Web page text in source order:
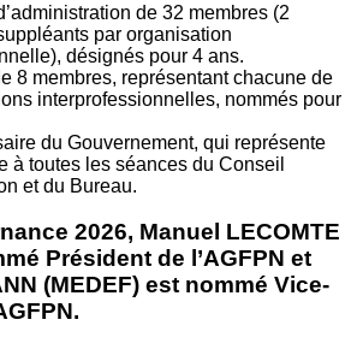
de 32 membres (2
par organisation
désignés pour 4 ans.
8 membres, représentant chacune de
interprofessionnelles, nommés pour
du Gouvernement, qui représente
à toutes les séances du Conseil
et du Bureau.
2026, Manuel LECOMTE
Président de l’AGFPN et
(MEDEF) est nommé Vice-